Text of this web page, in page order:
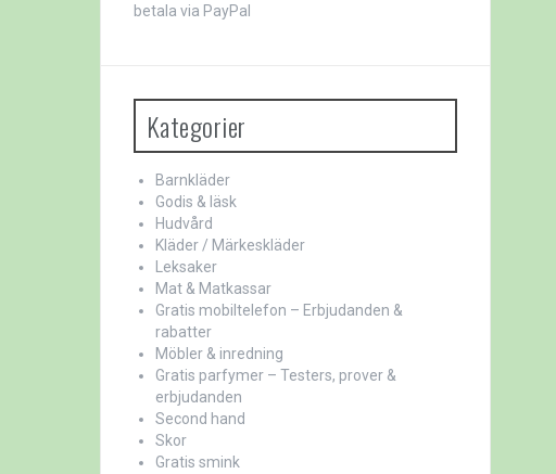
betala via PayPal
Kategorier
Barnkläder
Godis & läsk
Hudvård
Kläder / Märkeskläder
Leksaker
Mat & Matkassar
Gratis mobiltelefon – Erbjudanden &
rabatter
Möbler & inredning
Gratis parfymer – Testers, prover &
erbjudanden
Second hand
Skor
Gratis smink